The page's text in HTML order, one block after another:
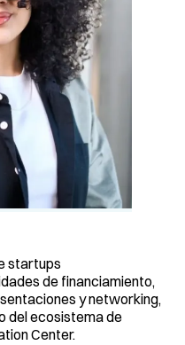
startups
de financiamiento,
y networking,
del ecosistema de
Center.